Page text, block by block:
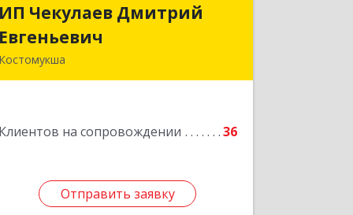
ИП Чекулаев Дмитрий
Евгеньевич
Костомукша
Клиентов на сопровождении 36
Отправить заявку
ИП Чекулаев Дмитрий
Отправить заявку